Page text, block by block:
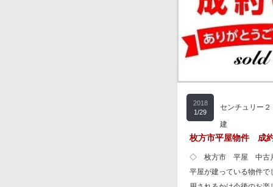
2018
1/29
センチュリー
建
枚方市平屋物件 成
◇ 枚方市 平屋 中古
平屋が建っている物件で